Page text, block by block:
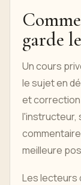
garde
Un cours
le sujet en
et correction
l'instructeur,
meilleure
Les lecteurs